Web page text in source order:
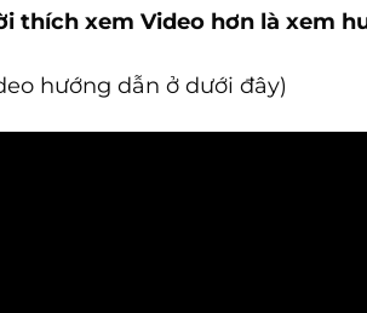
thích xem Video hơn là xem
hướng dẫn ở dưới đây)